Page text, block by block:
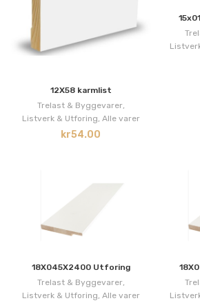
12X58 karmlist
Trelast & Byggevarer,
Listverk & Utforing, Alle varer
kr54.00
18X045X2400 Utforing
Trelast & Byggevarer,
Listverk & Utforing Alle varer